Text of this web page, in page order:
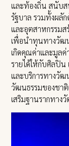
และท้องถิ่น สนับส
รัฐบาล รวมทั้งผลั
และอุตสาหกรรมส
เพื่อนำทุนทางวัฒ
เกิดคุณค่าและมูลค่
รายได้ให้กับศิลปิน
และบริการทางวัฒ
วัฒนธรรมของชาติ
เสริมฐานรากทาง